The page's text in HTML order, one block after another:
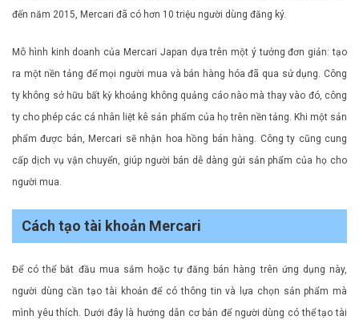
đến năm 2015, Mercari đã có hơn 10 triệu người dùng đăng ký.
Mô hình kinh doanh của Mercari Japan dựa trên một ý tưởng đơn giản: tạo
ra một nền tảng để mọi người mua và bán hàng hóa đã qua sử dụng. Công
ty không sở hữu bất kỳ khoảng không quảng cáo nào mà thay vào đó, công
ty cho phép các cá nhân liệt kê sản phẩm của họ trên nền tảng. Khi một sản
phẩm được bán, Mercari sẽ nhận hoa hồng bán hàng. Công ty cũng cung
cấp dịch vụ vận chuyển, giúp người bán dễ dàng gửi sản phẩm của họ cho
người mua.
Cách tạo tài khoản Mercari
Để có thể bắt đầu mua sắm hoặc tự đăng bán hàng trên ứng dụng này,
người dùng cần tạo tài khoản để có thông tin và lựa chọn sản phẩm mà
mình yêu thích. Dưới đây là hướng dẫn cơ bản để người dùng có thể tạo tài